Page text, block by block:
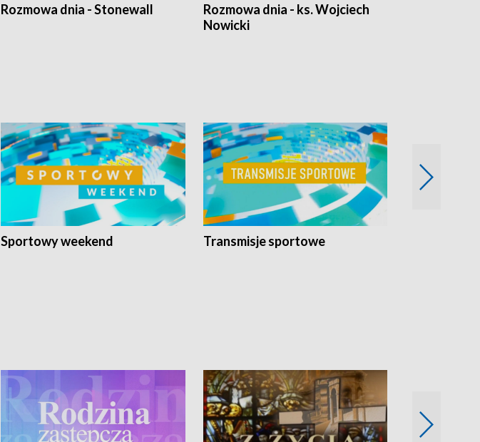
Rozmowa dnia - Stonewall
Rozmowa dnia - ks. Wojciech
Nowicki
Sportowy weekend Transmisje sportowe